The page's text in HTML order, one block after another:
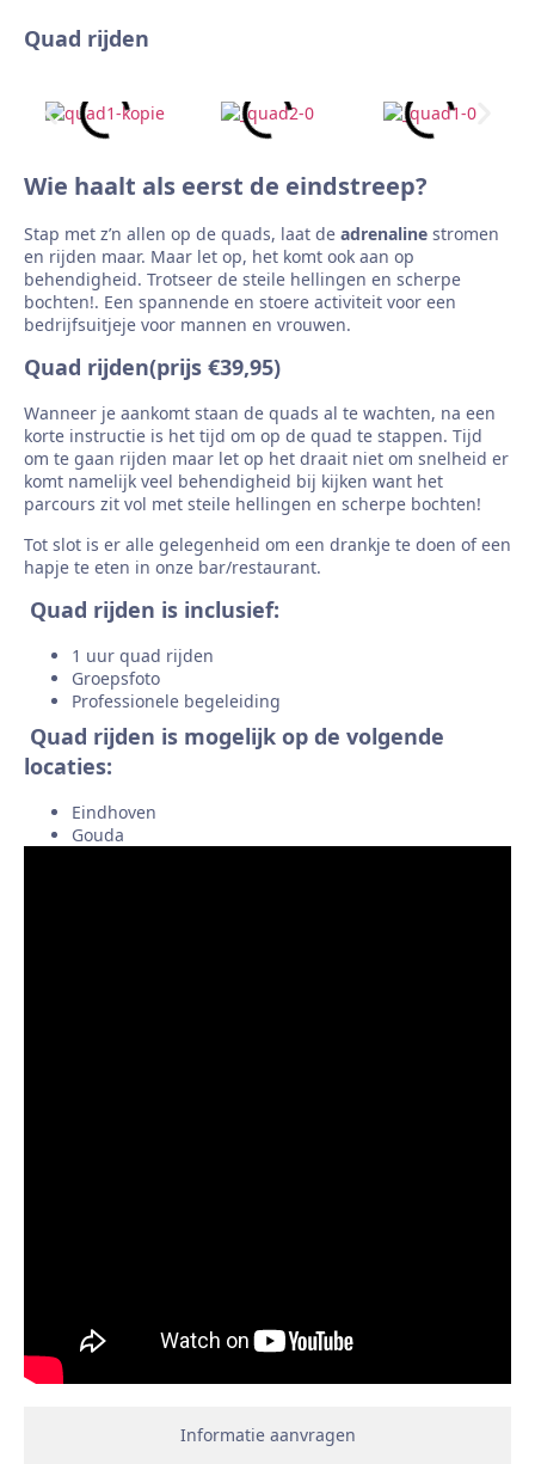
Quad rijden
Wie haalt als eerst de eindstreep?
Stap met z’n allen op de quads, laat de adrenaline stromen
en rijden maar. Maar let op, het komt ook aan op
behendigheid. Trotseer de steile hellingen en scherpe
bochten!. Een spannende en stoere activiteit voor een
bedrijfsuitjeje voor mannen en vrouwen.
Quad rijden(prijs €39,95)
Wanneer je aankomt staan de quads al te wachten, na een
korte instructie is het tijd om op de quad te stappen. Tijd
om te gaan rijden maar let op het draait niet om snelheid er
komt namelijk veel behendigheid bij kijken want het
parcours zit vol met steile hellingen en scherpe bochten!
Tot slot is er alle gelegenheid om een drankje te doen of een
hapje te eten in onze bar/restaurant.
Quad rijden is inclusief:
1 uur quad rijden
Groepsfoto
Professionele begeleiding
Quad rijden is mogelijk op de volgende
locaties:
Eindhoven
Gouda
Informatie aanvragen